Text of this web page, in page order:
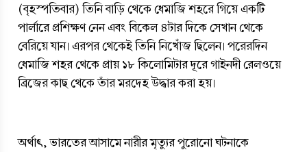
(বৃহস্পতিবার) তিনি বাড়ি থেকে ধেমাজি শহরে গিয়ে একটি
পার্লারে প্রশিক্ষণ নেন এবং বিকেল ৪টার দিকে সেখান থেকে
বেরিয়ে যান। এরপর থেকেই তিনি নিখোঁজ ছিলেন। পরেরদিন
ধেমাজি শহর থেকে প্রায় ১৮ কিলোমিটার দূরে গাইনদী রেলওয়ে
ব্রিজের কাছ থেকে তাঁর মরদেহ উদ্ধার করা হয়।
অর্থাৎ, ভারতের আসামে নারীর মৃত্যুর পুরোনো ঘটনাকে